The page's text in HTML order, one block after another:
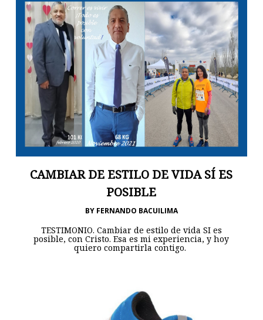
CAMBIAR DE ESTILO DE VIDA SÍ ES
POSIBLE
BY FERNANDO BACUILIMA
TESTIMONIO. Cambiar de estilo de vida SI es
posible, con Cristo. Esa es mi experiencia, y hoy
quiero compartirla contigo.